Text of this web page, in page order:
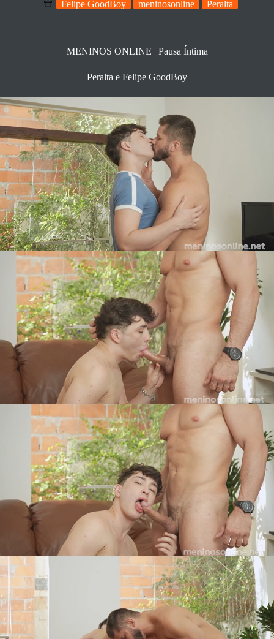
Felipe GoodBoy
meninosonline Peralta
MENINOS ONLINE | Pausa Íntima
Peralta e Felipe GoodBoy